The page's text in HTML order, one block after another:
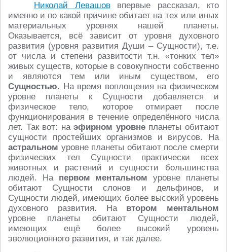
Николай Левашоввпервые рассказал, кто
именно и по какой причине обитает на тех или иных
материальных уровнях нашей планеты.
Оказывается, всё зависит от уровня духовного
развития (уровня развития Души – Сущности), т.е.
от числа и степени развитости т.н. «тонких тел»
живых существ, которые в совокупности собственно
и являются тем или иным существом, его
Сущностью. На время воплощения на физическом
уровне планеты к Сущности добавляется и
физическое тело, которое отмирает после
функционирования в течение определённого числа
лет. Так вот: наэфирном уровнепланеты обитают
сущности простейших организмов и вирусов. На
астральном уровне планеты обитают после смерти
физических тел Сущности практически всех
животных и растений и сущности большинства
людей. На первом ментальном уровне планеты
обитают Сущности слонов и дельфинов, и
Сущности людей, имеющих более высокий уровень
духовного развития. На втором ментальном
уровне планеты обитают Сущности людей,
имеющих ещё более высокий уровень
эволюционного развития, и так далее.